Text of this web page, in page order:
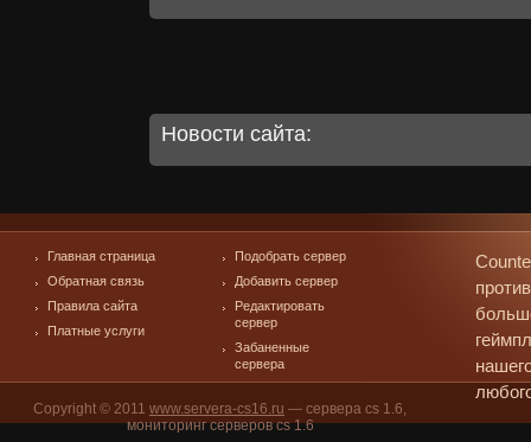
Новости сайта:
Главная страница
Обратная связь
Правила сайта
Платные услуги
Подобрать сервер
Добавить сервер
Редактировать
сервер
Забаненные
сервера
Copyright © 2011 www.servera-cs16.ru — сервера cs 1.6,
мониторинг серверов cs 1.6